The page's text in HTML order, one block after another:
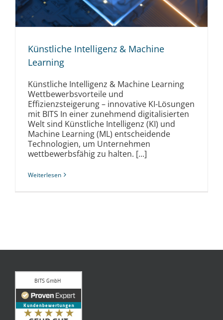
Künstliche Intelligenz & Machine
Learning
Künstliche Intelligenz & Machine Learning
Wettbewerbsvorteile und
Effizienzsteigerung – innovative KI-Lösungen
mit BITS In einer zunehmend digitalisierten
Welt sind Künstliche Intelligenz (KI) und
Machine Learning (ML) entscheidende
Technologien, um Unternehmen
wettbewerbsfähig zu halten. [...]
Weiterlesen